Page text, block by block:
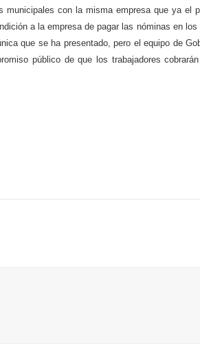
con la misma empresa que ya el
a la empresa de pagar las nóminas en los
que se ha presentado, pero el equipo de
público de que los trabajadores cobrarán